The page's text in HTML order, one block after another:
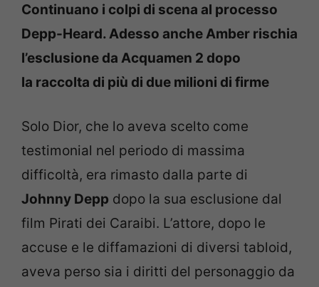
Continuano i colpi di scena al processo
Depp-Heard. Adesso anche Amber rischia
l’esclusione da Acquamen 2 dopo
la raccolta di più di due milioni di firme
Solo Dior, che lo aveva scelto come
testimonial nel periodo di massima
difficoltà, era rimasto dalla parte di
Johnny Depp dopo la sua esclusione dal
film Pirati dei Caraibi. L’attore, dopo le
accuse e le diffamazioni di diversi tabloid,
aveva perso sia i diritti del personaggio da